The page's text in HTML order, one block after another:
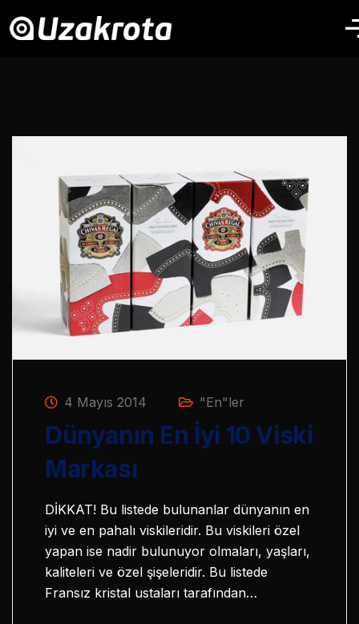
4 Mayıs 2014 "En"ler
Dünyanın En İyi 10 Viski
Markası
DİKKAT! Bu listede bulunanlar dünyanın en
iyi ve en pahalı viskileridir. Bu viskileri özel
yapan ise nadir bulunuyor olmaları, yaşları,
kaliteleri ve özel şişeleridir. Bu listede
Fransız kristal ustaları tarafından…